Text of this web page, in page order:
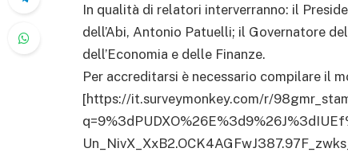
In qualità di relatori interverranno: il
dell’Abi, Antonio Patuelli; il Governatore
dell’Economia e delle Finanze.
Per accreditarsi è necessario compilare il
[https://it.surveymonkey.com/r/